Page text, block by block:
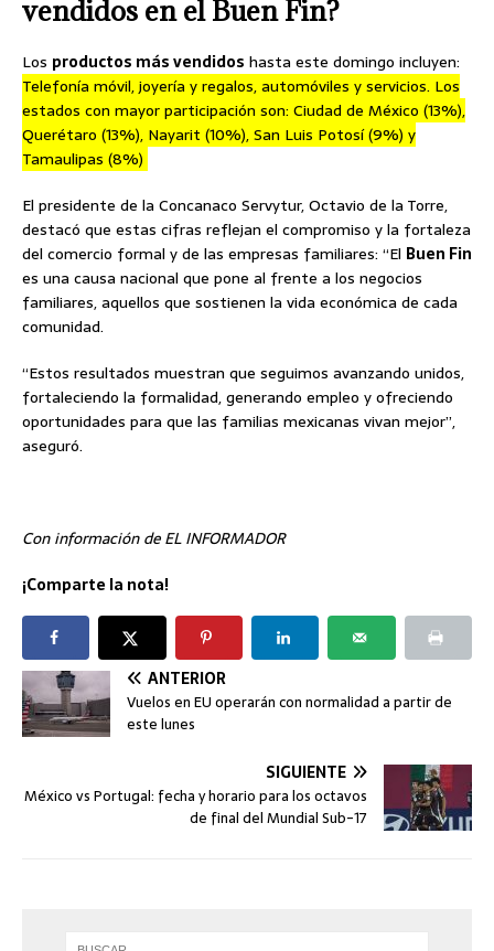
vendidos en el Buen Fin?
Los productos más vendidos hasta este domingo incluyen:
Telefonía móvil, joyería y regalos, automóviles y servicios. Los
estados con mayor participación son: Ciudad de México (13%),
Querétaro (13%), Nayarit (10%), San Luis Potosí (9%) y
Tamaulipas (8%)
El presidente de la Concanaco Servytur, Octavio de la Torre,
destacó que estas cifras reflejan el compromiso y la fortaleza
del comercio formal y de las empresas familiares: “El Buen Fin
es una causa nacional que pone al frente a los negocios
familiares, aquellos que sostienen la vida económica de cada
comunidad.
“Estos resultados muestran que seguimos avanzando unidos,
fortaleciendo la formalidad, generando empleo y ofreciendo
oportunidades para que las familias mexicanas vivan mejor”,
aseguró.
Con información de EL INFORMADOR
¡Comparte la nota!
ANTERIOR
Vuelos en EU operarán con normalidad a partir de
este lunes
SIGUIENTE
México vs Portugal: fecha y horario para los octavos
de final del Mundial Sub-17